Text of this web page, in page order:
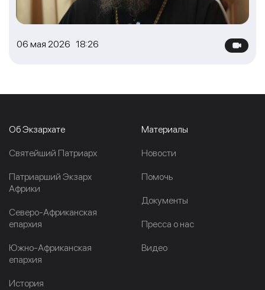
06 мая 2026 18:26
Об Экзархате
Cвятейший Патриарх
Патриарший Экзарх
Африки
Северо-Африканская
епархия
Южно-Африканская
епархия
История
Материалы
Новости
Помочь
Документы
Пресса о нас
Видео